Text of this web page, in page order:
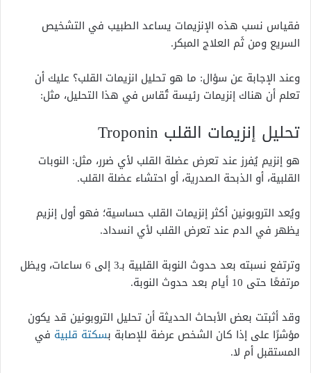
فقياس نسب هذه الإنزيمات يساعد الطبيب في التشخيص
السريع ومن ثَم العلاج المبكر.
وعند الإجابة عن سؤال: ما هو تحليل انزيمات القلب؟ عليك أن
تعلم أن هناك إنزيمات رئيسة تُقاس في هذا التحليل، مثل:
تحليل إنزيمات القلب Troponin
هو إنزيم يُفرز عند تعرض عضلة القلب لأي ضرر، مثل: النوبات
القلبية، أو الذبحة الصدرية، أو احتشاء عضلة القلب.
ويُعد التروبونين أكثر إنزيمات القلب حساسية؛ فهو أول إنزيم
يظهر في الدم عند تعرض القلب لأي انسداد.
وترتفع نسبته بعد حدوث النوبة القلبية بـ3 إلى 6 ساعات، ويظل
مرتفعًا حتى 10 أيام بعد حدوث النوبة.
وقد أثبتت بعض الأبحاث الحديثة أن تحليل التروبونين قد يكون
مؤشرًا على إذا كان الشخص عرضة للإصابة بسكتة قلبية في
المستقبل أم لا.